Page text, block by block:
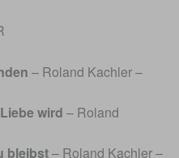
– Roland Kachler –
wird – Roland
bleibst– Roland Kachler –